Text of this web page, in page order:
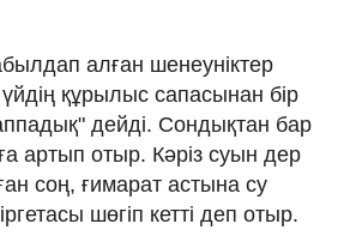
алған шенеуніктер
құрылыс сапасынан бір
дейді. Сондықтан бар
артып отыр. Кәріз суын дер
соң, ғимарат астына су
шөгіп кетті деп отыр.